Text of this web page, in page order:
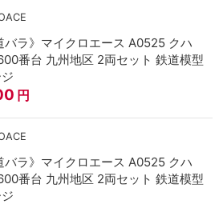
バラ》マイクロエース A0525 クハ
番台 九州地区 2両セット 鉄道模型
円
バラ》マイクロエース A0525 クハ
番台 九州地区 2両セット 鉄道模型